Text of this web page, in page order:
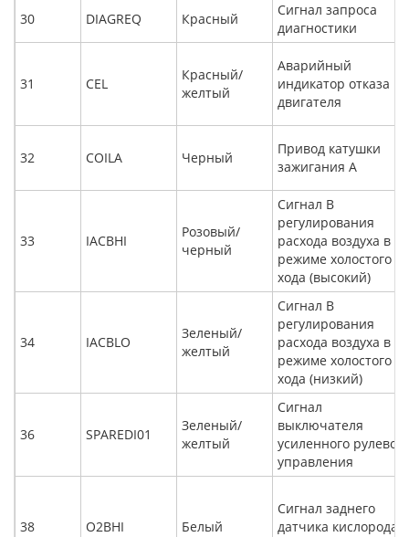
30 DIAGREQ Красный
Сигнал запроса
диагностики
31 CEL
Красный/
желтый
Аварийный
индикатор отказа
двигателя
32 COILA Черный
Привод катушки
зажигания A
33 IACBHI
Розовый/
черный
Сигнал B
регулирования
расхода воздуха в
режиме холостого
хода (высокий)
34 IACBLO
Зеленый/
желтый
Сигнал B
регулирования
расхода воздуха в
режиме холостого
хода (низкий)
36 SPAREDI01
Зеленый/
желтый
Сигнал
выключателя
усиленного рулевого
управления
38 O2BHI Белый
Сигнал заднего
датчика кислорода